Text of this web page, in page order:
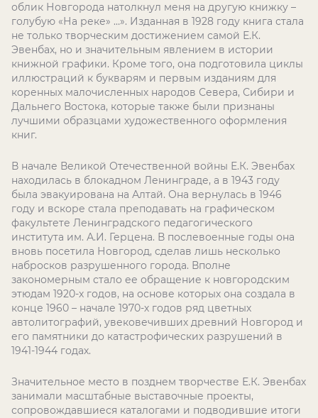
облик Новгорода натолкнул меня на другую книжку –
голубую «На реке» …». Изданная в 1928 году книга стала
не только творческим достижением самой Е.К.
Эвенбах, но и значительным явлением в истории
книжной графики. Кроме того, она подготовила циклы
иллюстраций к букварям и первым изданиям для
коренных малочисленных народов Севера, Сибири и
Дальнего Востока, которые также были признаны
лучшими образцами художественного оформления
книг.
В начале Великой Отечественной войны Е.К. Эвенбах
находилась в блокадном Ленинграде, а в 1943 году
была эвакуирована на Алтай. Она вернулась в 1946
году и вскоре стала преподавать на графическом
факультете Ленинградского педагогического
института им. А.И. Герцена. В послевоенные годы она
вновь посетила Новгород, сделав лишь несколько
набросков разрушенного города. Вполне
закономерным стало ее обращение к новгородским
этюдам 1920-х годов, на основе которых она создала в
конце 1960 – начале 1970-х годов ряд цветных
автолитографий, увековечивших древний Новгород и
его памятники до катастрофических разрушений в
1941-1944 годах.
Значительное место в позднем творчестве Е.К. Эвенбах
занимали масштабные выставочные проекты,
сопровождавшиеся каталогами и подводившие итоги